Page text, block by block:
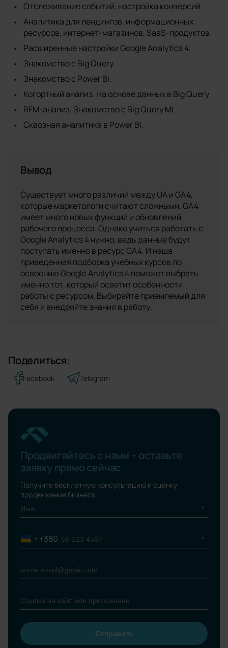
Отслеживание событий, настройка конверсий.
Аналитика для лендингов, информационных
ресурсов, интернет-магазинов, SaaS-продуктов.
Расширенные настройки Google Analytics 4.
Знакомство с Big Query.
Знакомство с Power BI.
Когортный анализ. На основе данных в Big Query.
RFM-анализ. Знакомство с Big Query ML.
Сквозная аналитика в Power BI.
Вывод
Существует много различий между UA и GA4,
которые маркетологи считают сложными. GA4
имеет много новых функций и обновлений
рабочего процесса. Однако учиться работать с
Google Analytics 4 нужно, ведь данные будут
поступать именно в ресурс GA4. И наша
приведенная подборка учебных курсов по
освоению Google Analytics 4 поможет выбрать
именно тот, который осветит особенности
работы с ресурсом. Выбирайте приемлемый для
себя и внедряйте знания в работу.
Поделиться:
Facebook Telegram
Продвигайтесь с нами – оставьте
заявку прямо сейчас
Получите бесплатную консультацию и оценку
продвижения бизнеса
Ukraine
+380
+380
Отправить